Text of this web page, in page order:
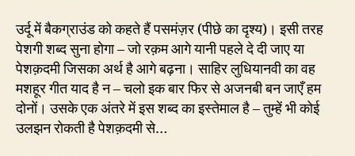
उर्दू में बैकग्राउंड को कहते हैं पसमंज़र (पीछे का दृश्य)। इसी तरह
पेशगी शब्द सुना होगा – जो रक़म आगे यानी पहले दे दी जाए या
पेशक़दमी जिसका अर्थ है आगे बढ़ना। साहिर लुधियानवी का वह
मशहूर गीत याद है न – चलो इक बार फिर से अजनबी बन जाएँ हम
दोनों। उसके एक अंतरे में इस शब्द का इस्तेमाल है – तुम्हें भी कोई
उलझन रोकती है पेशक़दमी से…